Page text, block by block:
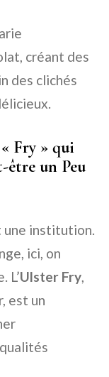
créant des
des clichés
Fry » qui
être un Peu
une institution.
ici, on
L’Ulster Fry,
est un